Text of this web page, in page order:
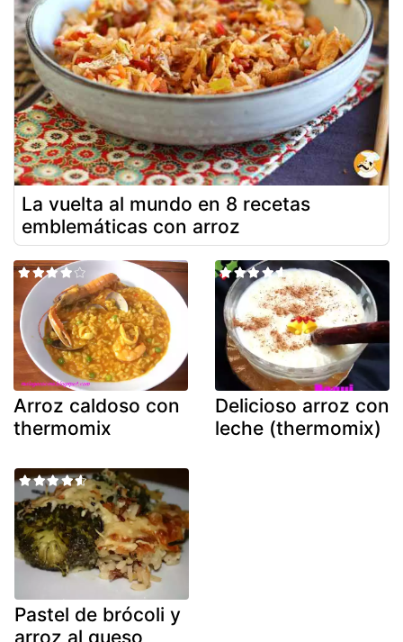
La vuelta al mundo en 8 recetas
emblemáticas con arroz
Arroz caldoso con
thermomix
Delicioso arroz con
leche (thermomix)
Pastel de brócoli y
arroz al queso